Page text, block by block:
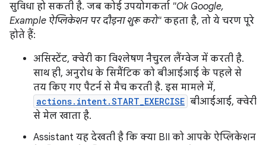
सुविधा हो सकती है. जब कोई उपयोगकर्ता "Ok Google,
Example ऐप्लिकेशन पर दौड़ना शुरू करो" कहता है, तो ये चरण पूरे
होते हैं:
असिस्टेंट, क्वेरी का विश्लेषण नैचुरल लैंग्वेज में करती है.
साथ ही, अनुरोध के सिमैंटिक को बीआईआई के पहले से
तय किए गए पैटर्न से मैच करती है. इस मामले में,
actions.intent.START_EXERCISE बीआईआई, क्वेरी
से मेल खाता है.
Assistant यह देखती है कि क्या BII को आपके ऐप्लिकेशन